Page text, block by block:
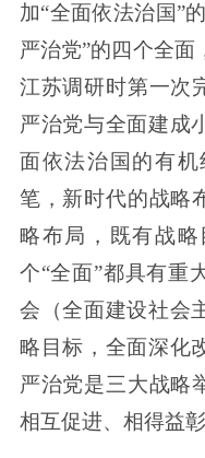
加“全面依法治国”
严治党”的四个全面
江苏调研时第一次
严治党与全面建成
面依法治国的有
笔，新时代的战略
略布局，既有战
个“全面”都具有重
会（全面建设社会
略目标，全面深化
严治党是三大战略
相互促进、相得益彰